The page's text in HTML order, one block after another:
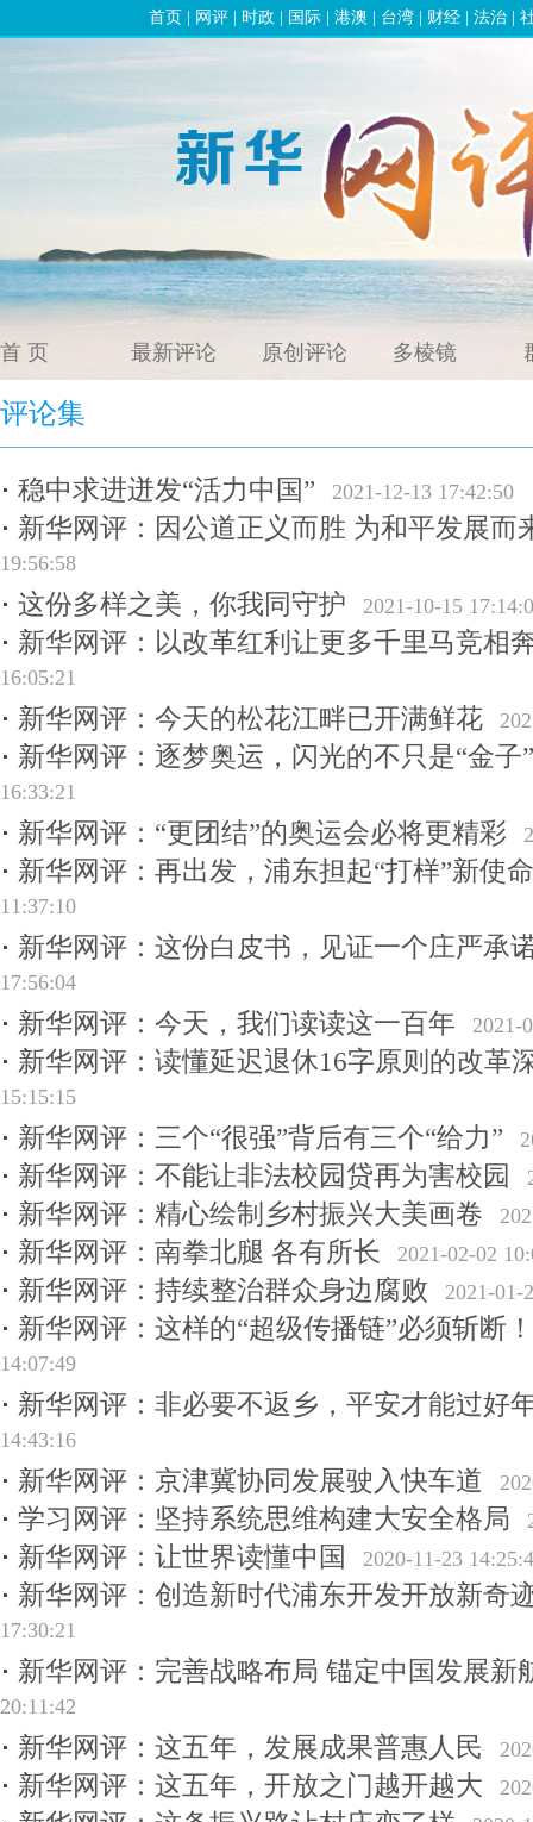
首页 网评 时政 国际 港澳 台湾 财经 法治
首 页 最新评论 原创评论 多棱镜
评论集
稳中求进迸发“活力中国” 2021-12-13 17:42:50
新华网评：因公道正义而胜 为和平发展而
19:56:58
这份多样之美，你我同守护
2021-10-15
新华网评：以改革红利让更多千里马竞相
16:05:21
新华网评：今天的松花江畔已开满鲜花
新华网评：逐梦奥运，闪光的不只是“金子”
16:33:21
新华网评：“更团结”的奥运会必将更精彩
新华网评：再出发，浦东担起“打样”新使命
11:37:10
新华网评：这份白皮书，见证一个庄严承
17:56:04
新华网评：今天，我们读读这一百年
2021-
新华网评：读懂延迟退休16字原则的改革
15:15:15
新华网评：三个“很强”背后有三个“给力”
新华网评：不能让非法校园贷再为害校园
新华网评：精心绘制乡村振兴大美画卷
新华网评：南拳北腿 各有所长 2021-02-02
新华网评：持续整治群众身边腐败 2021-01-
新华网评：这样的“超级传播链”必须斩断！
14:07:49
新华网评：非必要不返乡，平安才能过好
14:43:16
新华网评：京津冀协同发展驶入快车道
学习网评：坚持系统思维构建大安全格局
新华网评：让世界读懂中国 2020-11-23
新华网评：创造新时代浦东开发开放新奇
17:30:21
新华网评：完善战略布局 锚定中国发展新
20:11:42
新华网评：这五年，发展成果普惠人民
新华网评：这五年，开放之门越开越大